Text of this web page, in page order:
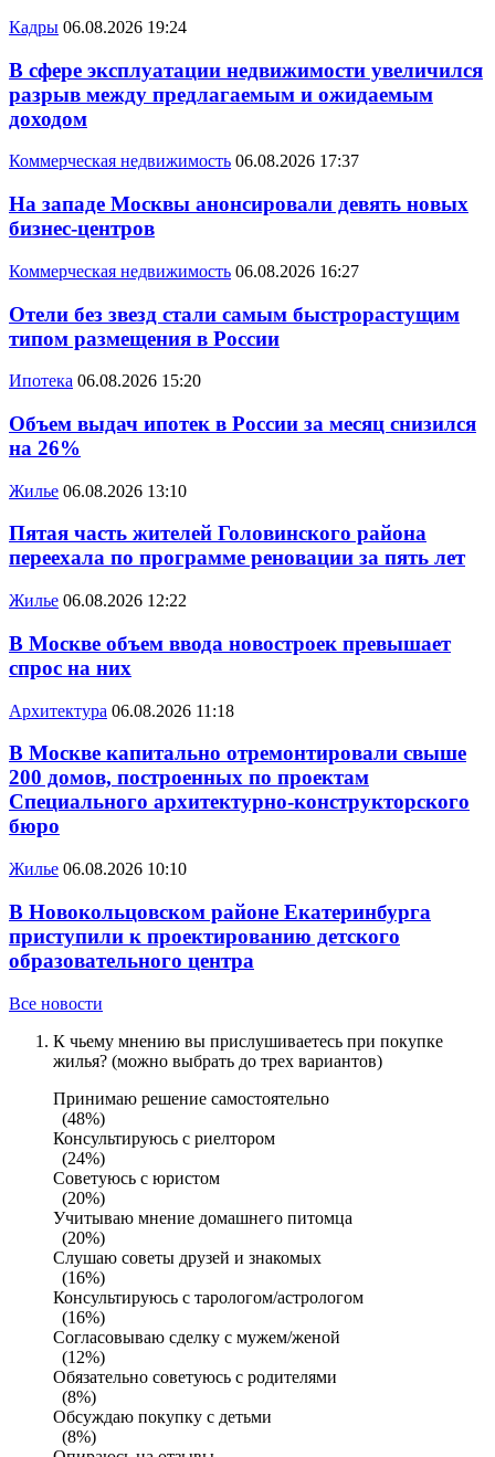
Кадры 06.08.2026 19:24
В сфере эксплуатации недвижимости увеличился
разрыв между предлагаемым и ожидаемым
доходом
Коммерческая недвижимость 06.08.2026 17:37
На западе Москвы анонсировали девять новых
бизнес-центров
Коммерческая недвижимость 06.08.2026 16:27
Отели без звезд стали самым быстрорастущим
типом размещения в России
Ипотека 06.08.2026 15:20
Объем выдач ипотек в России за месяц снизился
на 26%
Жилье 06.08.2026 13:10
Пятая часть жителей Головинского района
переехала по программе реновации за пять лет
Жилье 06.08.2026 12:22
В Москве объем ввода новостроек превышает
спрос на них
Архитектура 06.08.2026 11:18
В Москве капитально отремонтировали свыше
200 домов, построенных по проектам
Специального архитектурно-конструкторского
бюро
Жилье 06.08.2026 10:10
В Новокольцовском районе Екатеринбурга
приступили к проектированию детского
образовательного центра
Все новости
К чьему мнению вы прислушиваетесь при покупке
жилья? (можно выбрать до трех вариантов)
Принимаю решение самостоятельно
(48%)
Консультируюсь с риелтором
(24%)
Советуюсь с юристом
(20%)
Учитываю мнение домашнего питомца
(20%)
Слушаю советы друзей и знакомых
(16%)
Консультируюсь с тарологом/астрологом
(16%)
Согласовываю сделку с мужем/женой
(12%)
Обязательно советуюсь с родителями
(8%)
Обсуждаю покупку с детьми
(8%)